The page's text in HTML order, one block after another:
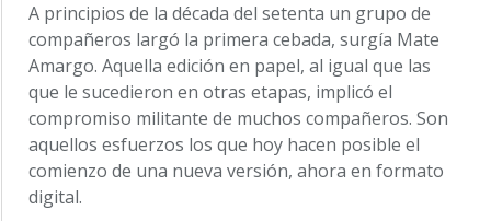
A principios de la década del setenta un grupo de
compañeros largó la primera cebada, surgía Mate
Amargo. Aquella edición en papel, al igual que las
que le sucedieron en otras etapas, implicó el
compromiso militante de muchos compañeros. Son
aquellos esfuerzos los que hoy hacen posible el
comienzo de una nueva versión, ahora en formato
digital.